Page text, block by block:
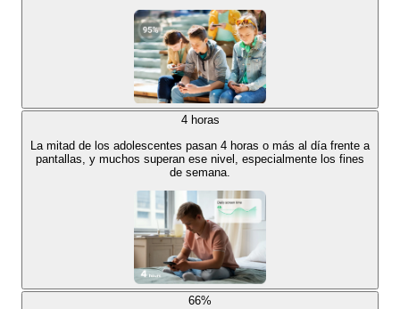
4 horas
La mitad de los adolescentes pasan 4 horas o más al día frente a
pantallas, y muchos superan ese nivel, especialmente los fines
de semana.
66%